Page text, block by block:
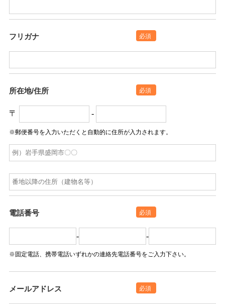
フリガナ 必須
所在地/住所 必須
〒 -
※郵便番号を入力いただくと 自動的に住所が入力されます。
電話番号 必須
- -
※固定電話、携帯電話いずれかの連絡先電話番号をご入力下さい。
メールアドレス 必須